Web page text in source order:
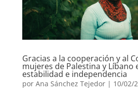
Gracias a la cooperación y al
mujeres de Palestina y Líbano
estabilidad e independencia
por Ana Sánchez Tejedor| 10/02/